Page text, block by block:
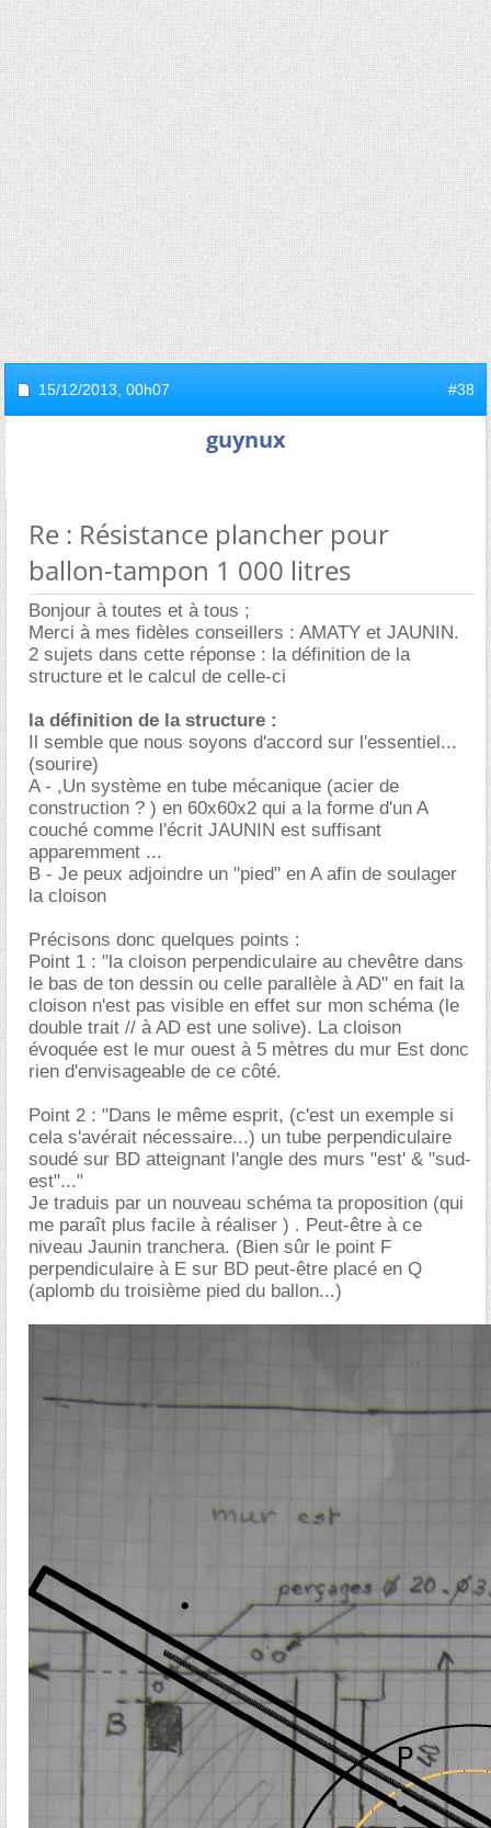
15/12/2013, 00h07 #38
guynux
Re : Résistance plancher pour
ballon-tampon 1 000 litres
Bonjour à toutes et à tous ;
Merci à mes fidèles conseillers : AMATY et JAUNIN.
2 sujets dans cette réponse : la définition de la
structure et le calcul de celle-ci
la définition de la structure :
Il semble que nous soyons d'accord sur l'essentiel...
(sourire)
A - ,Un système en tube mécanique (acier de
construction ? ) en 60x60x2 qui a la forme d'un A
couché comme l'écrit JAUNIN est suffisant
apparemment ...
B - Je peux adjoindre un "pied" en A afin de soulager
la cloison
Précisons donc quelques points :
Point 1 : "la cloison perpendiculaire au chevêtre dans
le bas de ton dessin ou celle parallèle à AD" en fait la
cloison n'est pas visible en effet sur mon schéma (le
double trait // à AD est une solive). La cloison
évoquée est le mur ouest à 5 mètres du mur Est donc
rien d'envisageable de ce côté.
Point 2 : "Dans le même esprit, (c'est un exemple si
cela s'avérait nécessaire...) un tube perpendiculaire
soudé sur BD atteignant l'angle des murs "est' & "sud-
est"..."
Je traduis par un nouveau schéma ta proposition (qui
me paraît plus facile à réaliser ) . Peut-être à ce
niveau Jaunin tranchera. (Bien sûr le point F
perpendiculaire à E sur BD peut-être placé en Q
(aplomb du troisième pied du ballon...)